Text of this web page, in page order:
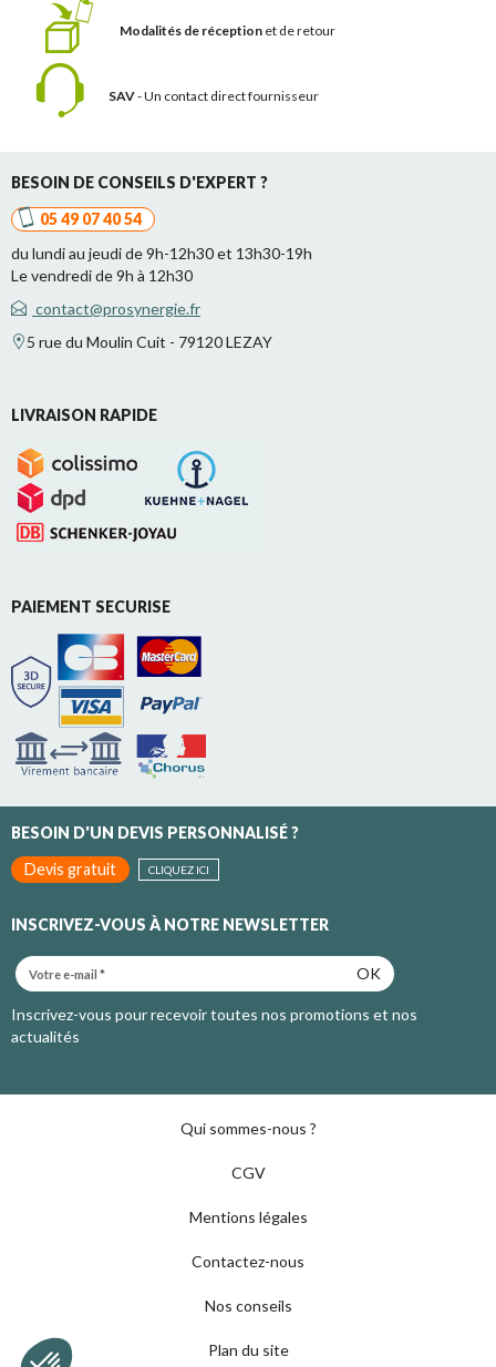
Modalités de réception et de retour
SAV- Un contact direct fournisseur
BESOIN DE CONSEILS D'EXPERT ?
05 49 07 40 54
du lundi au jeudi de 9h-12h30 et 13h30-19h
Le vendredi de 9h à 12h30
contact@prosynergie.fr
5 rue du Moulin Cuit - 79120 LEZAY
LIVRAISON RAPIDE
PAIEMENT SECURISE
BESOIN D'UN DEVIS PERSONNALISÉ ?
Devis gratuit
CLIQUEZ ICI
INSCRIVEZ-VOUS À NOTRE NEWSLETTER
OK
Inscrivez-vous pour recevoir toutes nos promotions et nos
actualités
Qui sommes-nous ?
CGV
Mentions légales
Contactez-nous
Nos conseils
Plan du site